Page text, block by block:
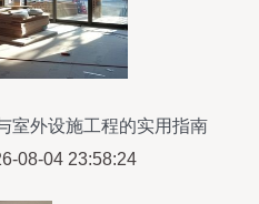
室外设施工程的实用指南
08-04 23:58:24